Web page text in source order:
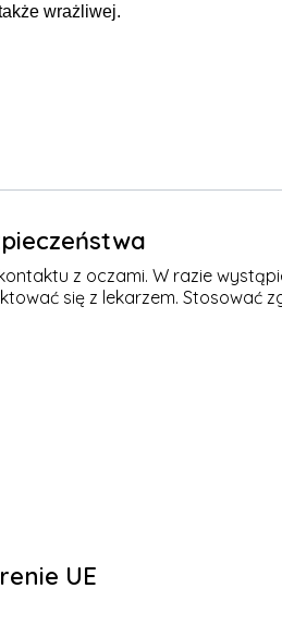
wrażliwej.
z oczami. W razie
się z lekarzem. Stosować
UE